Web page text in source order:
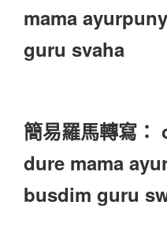
mama
guru svaha
簡易羅馬轉寫
dure mama
busdim guru